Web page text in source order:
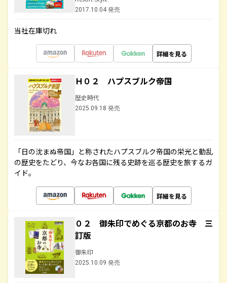
2017.10.04 発売
当社在庫切れ
詳細を見る
Ｈ０２ ハプスブルク帝国
歴史時代
2025.09.18 発売
「日の沈まぬ帝国」と称されたハプスブルク帝国の栄光と動乱
の歴史をたどり、今なお各国に残る史跡を巡る歴史を旅するガ
イド。
詳細を見る
０２ 御朱印でめぐる京都のお寺 三
訂版
御朱印
2025.10.09 発売